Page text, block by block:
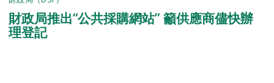
財政局推出“公共採購網站” 籲供應商儘快辦
理登記